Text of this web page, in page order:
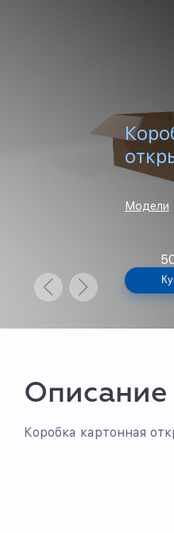
Модели
Описание
Коробка картонная